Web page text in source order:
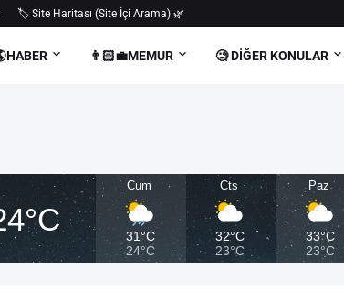
🏷️ Site Haritası (Site İçi Arama) 🌿
👨🏻‍💼MEMUR 🧐 DIĞER KONULAR
Cum
31°C
24°C
Cts
32°C
23°C
Paz
33°C
23°C